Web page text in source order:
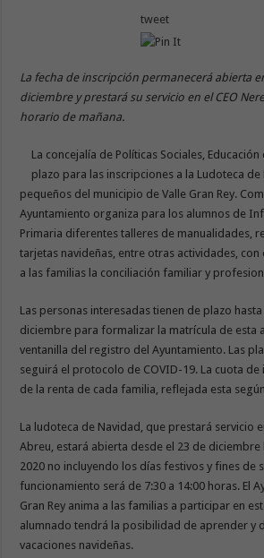
tweet
La fecha de inscripción permanecerá abierta
diciembre y prestará su servicio en el CEO
horario de mañana.
La concejalía de Políticas Sociales,
plazo para las inscripciones a la Ludoteca
pequeños del municipio de Valle Gran Rey.
Ayuntamiento organiza para los alumnos de
Primaria diferentes talleres de manualidades,
tarjetas navideñas, entre otras actividades,
a las familias la conciliación familiar y
Las personas interesadas tienen de plazo
diciembre para formalizar la matrícula de esta
ventanilla del registro del Ayuntamiento. Las
seguirá el protocolo de COVID-19. La cuota
de la renta de cada familia, reflejada esta
La ludoteca de Navidad, que prestará servicio
Abreu, estará abierta desde el 23 de diciembre
2020 no incluyendo los días festivos y fines de
funcionamiento será de 7:30 a 14:00 horas. El
Gran Rey anima a las familias a participar en
alumnado tendrá la posibilidad de aprender y
vacaciones navideñas.